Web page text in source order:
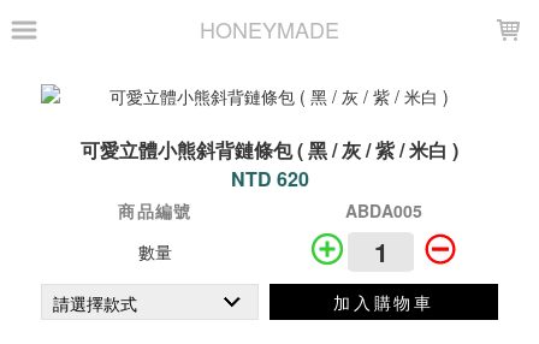
HONEYMADE
可愛立體小熊斜背鏈條包 ( 黑 / 灰 / 紫 / 米白 )
NTD 620
商品編號
ABDA005
數量
加入購物車